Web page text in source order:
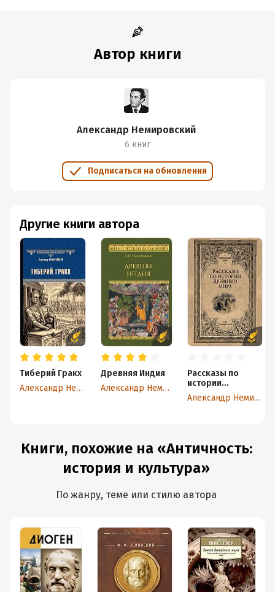
Автор книги
Александр Немировский
6 книг
Подписаться на обновления
Другие книги автора
Тиберий Гракх
Александр Немировский
Древняя Индия
Александр Немировский
Рассказы по
истории
Древнего мира
Александр Немировский
Книги, похожие на «Античность:
история и культура»
По жанру, теме или стилю автора